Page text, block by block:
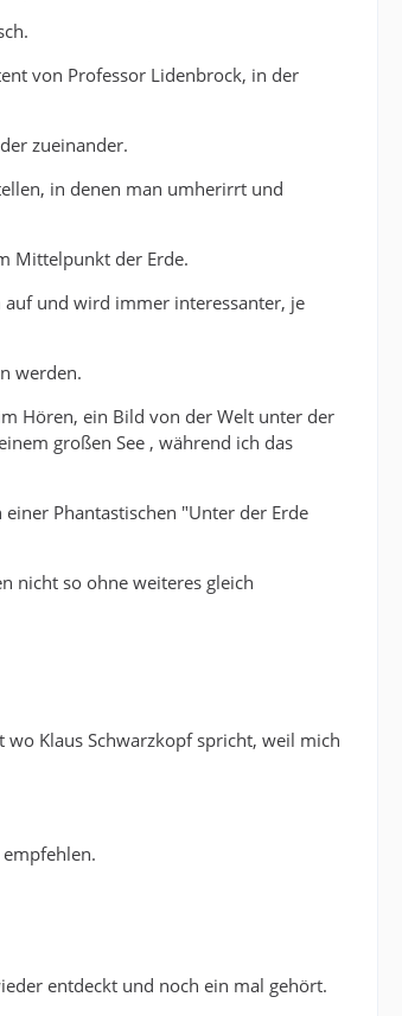
von Professor Lidenbrock, in der
zueinander.
in denen man umherirrt und
Mittelpunkt der Erde.
auf und wird immer interessanter, je
werden.
Hören, ein Bild von der Welt unter der
großen See , während ich das
Phantastischen "Unter der Erde
nicht so ohne weiteres gleich
Klaus Schwarzkopf spricht, weil mich
entdeckt und noch ein mal gehört.